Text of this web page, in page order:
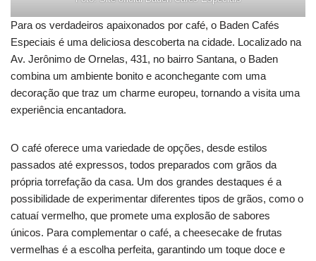
Para os verdadeiros apaixonados por café, o Baden Cafés
Especiais é uma deliciosa descoberta na cidade. Localizado na
Av. Jerônimo de Ornelas, 431, no bairro Santana, o Baden
combina um ambiente bonito e aconchegante com uma
decoração que traz um charme europeu, tornando a visita uma
experiência encantadora.
O café oferece uma variedade de opções, desde estilos
passados até expressos, todos preparados com grãos da
própria torrefação da casa. Um dos grandes destaques é a
possibilidade de experimentar diferentes tipos de grãos, como o
catuaí vermelho, que promete uma explosão de sabores
únicos. Para complementar o café, a cheesecake de frutas
vermelhas é a escolha perfeita, garantindo um toque doce e